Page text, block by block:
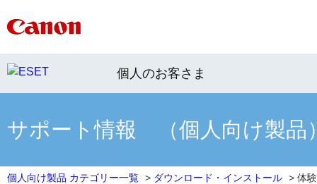
個人のお客さま
サポート情報 （個人向け製品
個人向け製品 カテゴリー一覧 > ダウンロード・インストール > 体